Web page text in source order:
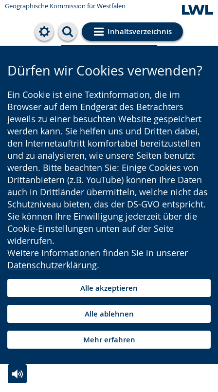
Geographische Kommission für Westfalen
Inhaltsverzeichnis
Cookie-Einstellungen
Dürfen wir Cookies verwenden?
Ein Cookie ist eine Textinformation, die im
Browser auf dem Endgerät des Betrachters
jeweils zu einer besuchten Website gespeichert
werden kann. Sie helfen uns und Dritten dabei,
den Internetauftritt komfortabel bereitzustellen
und zu analysieren, wie unsere Seiten benutzt
werden. Bitte beachten Sie: Einige Cookies von
Drittanbietern (z.B. YouTube) können Ihre Daten
auch in Drittländer übermitteln, welche nicht das
Schutzniveau bieten, das der DS-GVO entspricht.
Sie können Ihre Einwilligung jederzeit über die
Cookie-Einstellungen unten auf der Seite
widerrufen.
Weitere Informationen finden Sie in unserer
Datenschutzerklärung.
Alle akzeptieren
Alle ablehnen
Mehr erfahren